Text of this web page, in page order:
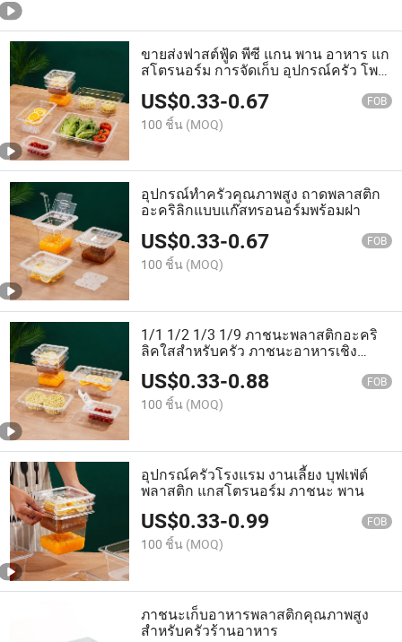
ขายส่งฟาสต์ฟู้ด พีซี แกน พาน อาหาร แก
สโตรนอร์ม การจัดเก็บ อุปกรณ์ครัว โพลี
US$0.33-0.67 FOB
100 ชิ้น (MOQ)
อุปกรณ์ทำครัวคุณภาพสูง ถาดพลาสติก
อะคริลิกแบบแก๊สทรอนอร์มพร้อมฝา
US$0.33-0.67 FOB
100 ชิ้น (MOQ)
1/1 1/2 1/3 1/9 ภาชนะพลาสติกอะคริ
ลิคใสสำหรับครัว ภาชนะอาหารเชิง
พาณิชย์ ขนาดแกสโตรนอร์ม
US$0.33-0.88 FOB
100 ชิ้น (MOQ)
อุปกรณ์ครัวโรงแรม งานเลี้ยง บุฟเฟ่ต์
พลาสติก แกสโตรนอร์ม ภาชนะ พาน
US$0.33-0.99 FOB
100 ชิ้น (MOQ)
ภาชนะเก็บอาหารพลาสติกคุณภาพสูง
สำหรับครัวร้านอาหาร